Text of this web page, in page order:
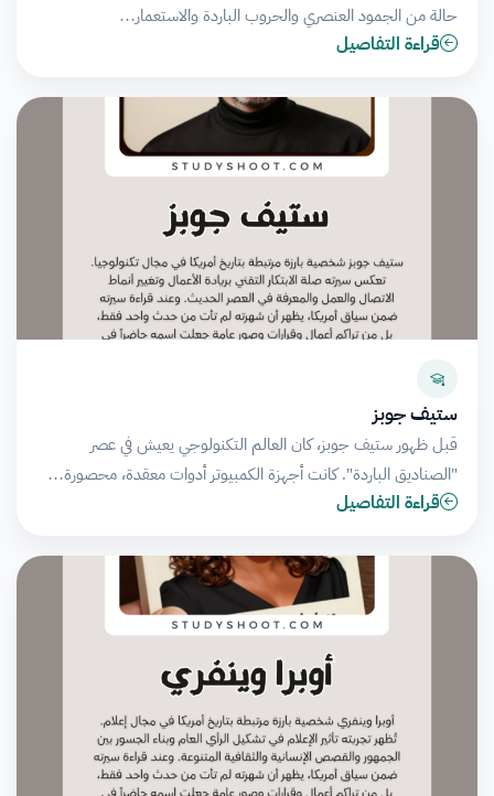
حالة من الجمود العنصري والحروب الباردة والاستعمار…
قراءة التفاصيل
ستيف جوبز
قبل ظهور ستيف جوبز، كان العالم التكنولوجي يعيش في عصر
"الصناديق الباردة". كانت أجهزة الكمبيوتر أدوات معقدة، محصورة…
قراءة التفاصيل